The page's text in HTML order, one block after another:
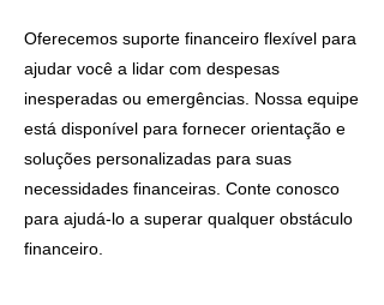
Oferecemos suporte financeiro flexível para
ajudar você a lidar com despesas
inesperadas ou emergências. Nossa equipe
está disponível para fornecer orientação e
soluções personalizadas para suas
necessidades financeiras. Conte conosco
para ajudá-lo a superar qualquer obstáculo
financeiro.